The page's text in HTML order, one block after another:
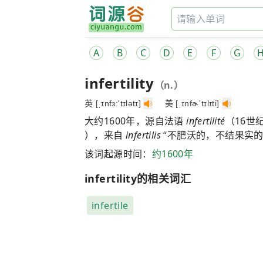
A B C D E F G H
infertility （n.）
英 [ˌɪnfɜ:'tɪlətɪ] 美 [ˌɪnfɚˈtɪlɪti]
大约1600年，源自法语infertilité （16
），来自 infertilis“不肥沃的，不结果实
该词起源时间： 约1600年
infertility的相关词汇
infertile